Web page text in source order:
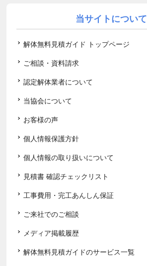
当サイトについて
解体無料見積ガイド トップページ
ご相談・資料請求
認定解体業者について
当協会について
お客様の声
個人情報保護方針
個人情報の取り扱いについて
見積書 確認チェックリスト
工事費用・完工あんしん保証
ご来社でのご相談
メディア掲載履歴
解体無料見積ガイドのサービス一覧